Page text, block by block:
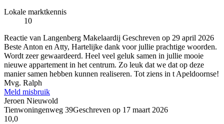
Lokale marktkennis
10
Reactie van Langenberg Makelaardij Geschreven op 29 april 2026
Beste Anton en Atty, Hartelijke dank voor jullie prachtige woorden.
Wordt zeer gewaardeerd. Heel veel geluk samen in jullie mooie
nieuwe appartement in het centrum. Zo leuk dat we dat op deze
manier samen hebben kunnen realiseren. Tot ziens in t Apeldoornse!
Mvg. Ralph
Meld misbruik
Jeroen Nieuwold
Tienwoningenweg 39Geschreven op 17 maart 2026
10,0